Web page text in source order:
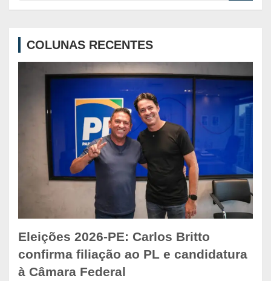
COLUNAS RECENTES
Eleições 2026-PE: Carlos Britto
confirma filiação ao PL e candidatura
à Câmara Federal